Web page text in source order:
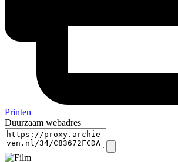
Printen
Duurzaam webadres